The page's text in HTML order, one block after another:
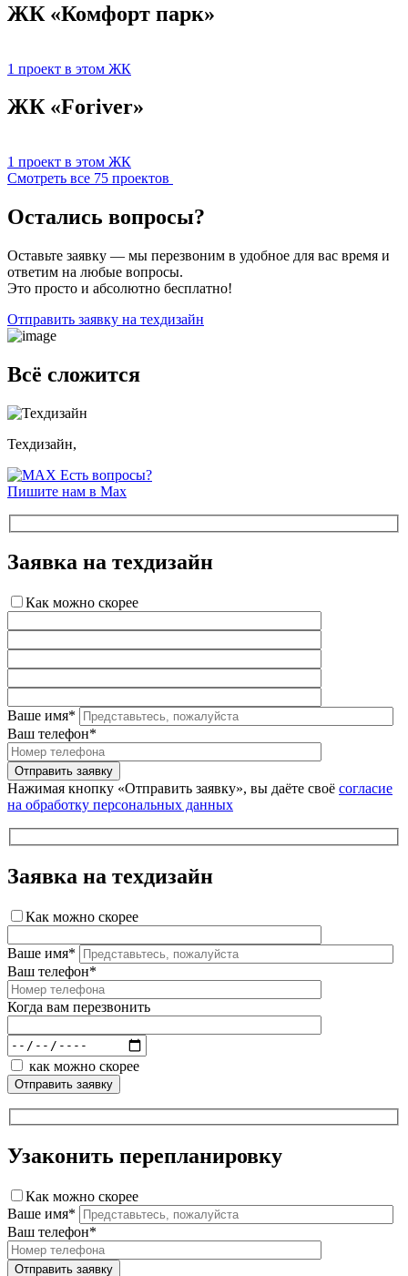
ЖК «Комфорт парк»
1 проект в этом ЖК
ЖК «Foriver»
1 проект в этом ЖК
Смотреть все 75 проектов
Остались вопросы?
Оставьте заявку — мы перезвоним в удобное для вас время и
ответим на любые вопросы.
Это просто и абсолютно бесплатно!
Отправить заявку на техдизайн
Всё сложится
Техдизайн,
Есть вопросы?
Пишите нам в Max
Заявка на техдизайн
Как можно скорее
Ваше имя*
Ваш телефон*
Нажимая кнопку «Отправить заявку», вы даёте своё согласие
на обработку персональных данных
Заявка на техдизайн
Как можно скорее
Ваше имя*
Ваш телефон*
Когда вам перезвонить
как можно скорее
Узаконить перепланировку
Как можно скорее
Ваше имя*
Ваш телефон*